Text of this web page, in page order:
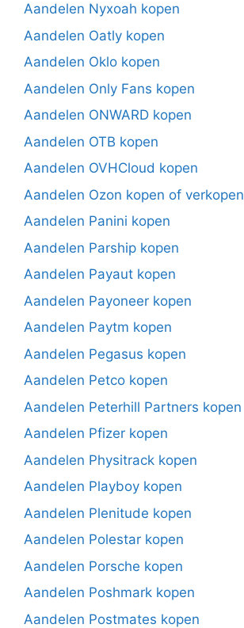
Aandelen Nyxoah kopen
Aandelen Oatly kopen
Aandelen Oklo kopen
Aandelen Only Fans kopen
Aandelen ONWARD kopen
Aandelen OTB kopen
Aandelen OVHCloud kopen
Aandelen Ozon kopen of verkopen
Aandelen Panini kopen
Aandelen Parship kopen
Aandelen Payaut kopen
Aandelen Payoneer kopen
Aandelen Paytm kopen
Aandelen Pegasus kopen
Aandelen Petco kopen
Aandelen Peterhill Partners kopen
Aandelen Pfizer kopen
Aandelen Physitrack kopen
Aandelen Playboy kopen
Aandelen Plenitude kopen
Aandelen Polestar kopen
Aandelen Porsche kopen
Aandelen Poshmark kopen
Aandelen Postmates kopen